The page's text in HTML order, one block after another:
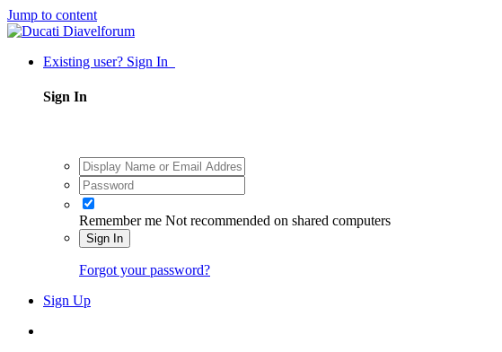
Jump to content
Existing user? Sign In
Sign In
Remember me Not recommended on shared computers
Sign In
Forgot your password?
Sign Up